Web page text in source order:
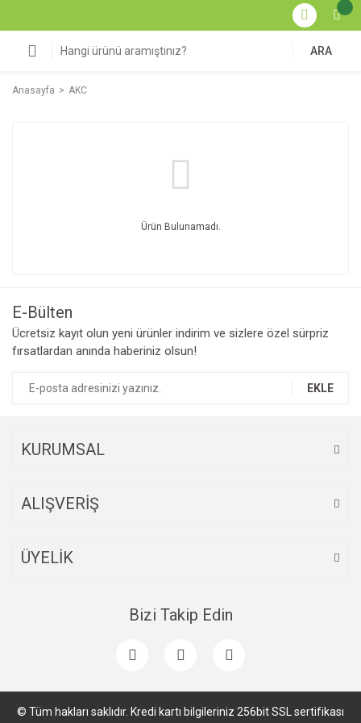
ARA
Anasayfa AKC
Ürün Bulunamadı.
E-Bülten
Ücretsiz kayıt olun yeni ürünler indirim ve sizlere özel sürpriz
fırsatlardan anında haberiniz olsun!
EKLE
KURUMSAL
ALIŞVERİŞ
ÜYELİK
Bizi Takip Edin
© Tüm hakları saklıdır. Kredi kartı bilgileriniz 256bit SSL sertifikası